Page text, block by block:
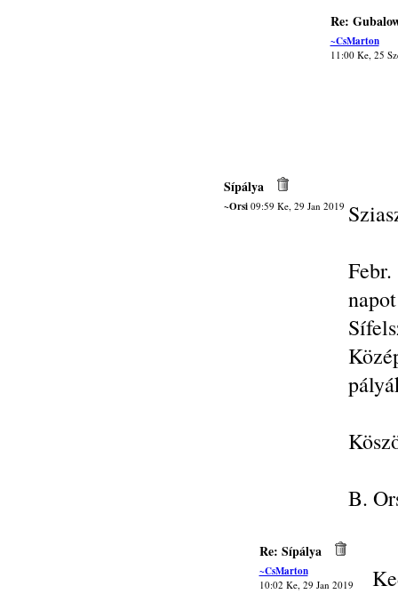
Re:
~CsMarton
11:00 Ke, 25
Sípálya
~Orsi09:59 Ke, 29 Jan 2019
B.
Re: Sípálya
~CsMarton
10:02 Ke, 29 Jan 2019